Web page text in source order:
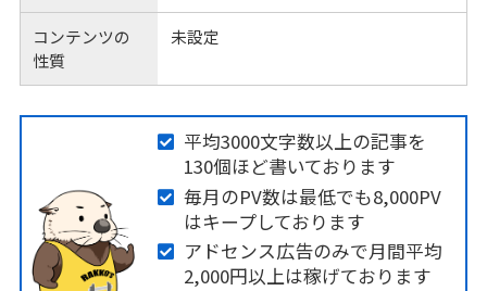
コンテンツの
性質
未設定
平均3000文字数以上の記事を
130個ほど書いております
毎月のPV数は最低でも8,000PV
はキープしております
アドセンス広告のみで月間平均
2,000円以上は稼げております